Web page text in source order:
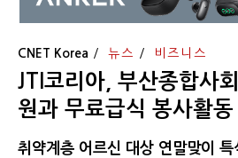
CNET Korea 뉴스 비즈니스
JTI코리아, 부산종합사
원과 무료급식 봉사활동
취약계층 어르신 대상 연말맞이 특